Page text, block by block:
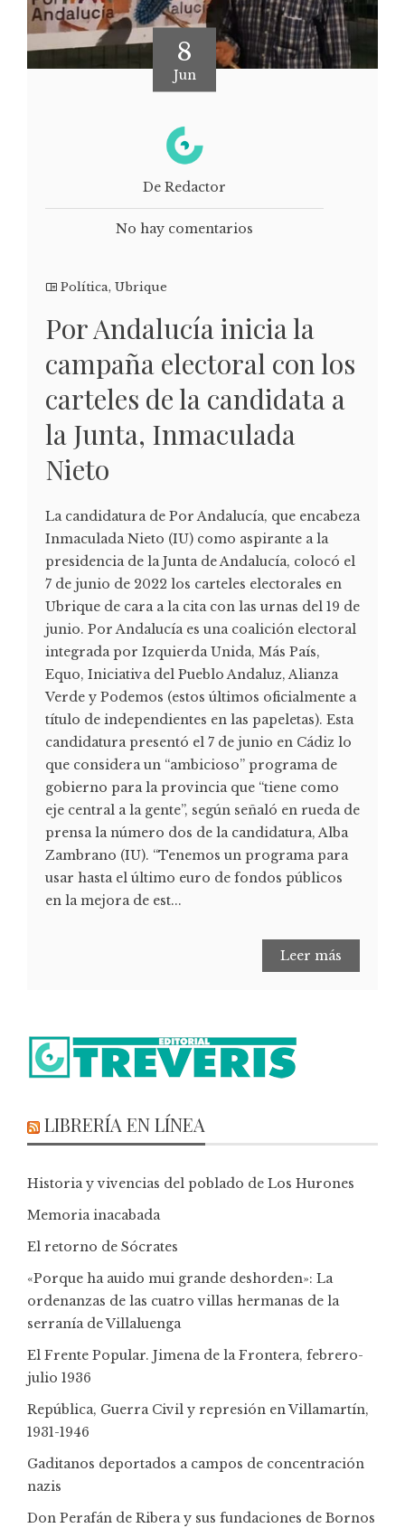
8
Jun
De Redactor
No hay comentarios
Política, Ubrique
Por Andalucía inicia la
campaña electoral con los
carteles de la candidata a
la Junta, Inmaculada
Nieto
La candidatura de Por Andalucía, que encabeza
Inmaculada Nieto (IU) como aspirante a la
presidencia de la Junta de Andalucía, colocó el
7 de junio de 2022 los carteles electorales en
Ubrique de cara a la cita con las urnas del 19 de
junio. Por Andalucía es una coalición electoral
integrada por Izquierda Unida, Más País,
Equo, Iniciativa del Pueblo Andaluz, Alianza
Verde y Podemos (estos últimos oficialmente a
título de independientes en las papeletas). Esta
candidatura presentó el 7 de junio en Cádiz lo
que considera un “ambicioso” programa de
gobierno para la provincia que “tiene como
eje central a la gente”, según señaló en rueda de
prensa la número dos de la candidatura, Alba
Zambrano (IU). “Tenemos un programa para
usar hasta el último euro de fondos públicos
en la mejora de est...
Leer más
LIBRERÍA EN LÍNEA
Historia y vivencias del poblado de Los Hurones
Memoria inacabada
El retorno de Sócrates
«Porque ha auido mui grande deshorden»: La
ordenanzas de las cuatro villas hermanas de la
serranía de Villaluenga
El Frente Popular. Jimena de la Frontera, febrero-
julio 1936
República, Guerra Civil y represión en Villamartín,
1931-1946
Gaditanos deportados a campos de concentración
nazis
Don Perafán de Ribera y sus fundaciones de Bornos